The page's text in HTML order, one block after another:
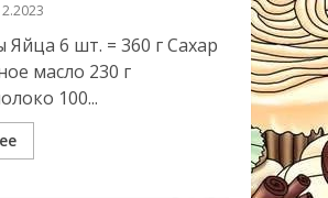
6 шт. = 360 г Сахар
масло 230 г
100...